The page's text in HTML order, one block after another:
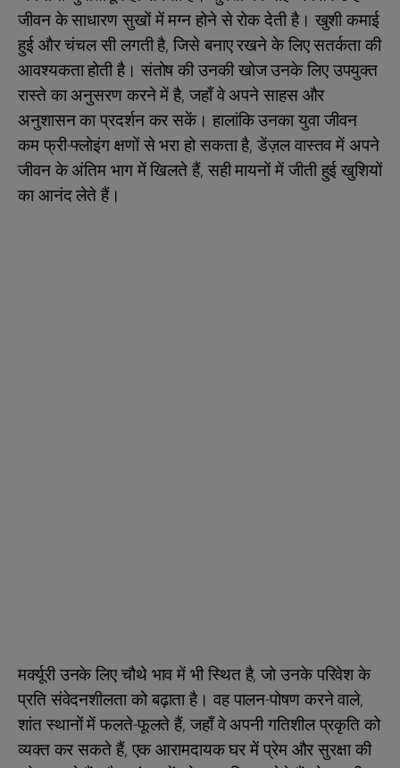
जीवन के साधारण सुखों में मग्न होने से रोक देती है। खुशी कमाई
हुई और चंचल सी लगती है, जिसे बनाए रखने के लिए सतर्कता की
आवश्यकता होती है। संतोष की उनकी खोज उनके लिए उपयुक्त
रास्ते का अनुसरण करने में है, जहाँ वे अपने साहस और
अनुशासन का प्रदर्शन कर सकें। हालांकि उनका युवा जीवन
कम फ्री-फ्लोइंग क्षणों से भरा हो सकता है, डेंज़ल वास्तव में अपने
जीवन के अंतिम भाग में खिलते हैं, सही मायनों में जीती हुई खुशियों
का आनंद लेते हैं।
मर्क्यूरी उनके लिए चौथे भाव में भी स्थित है, जो उनके परिवेश के
प्रति संवेदनशीलता को बढ़ाता है। वह पालन-पोषण करने वाले,
शांत स्थानों में फलते-फूलते हैं, जहाँ वे अपनी गतिशील प्रकृति को
व्यक्त कर सकते हैं, एक आरामदायक घर में प्रेम और सुरक्षा की